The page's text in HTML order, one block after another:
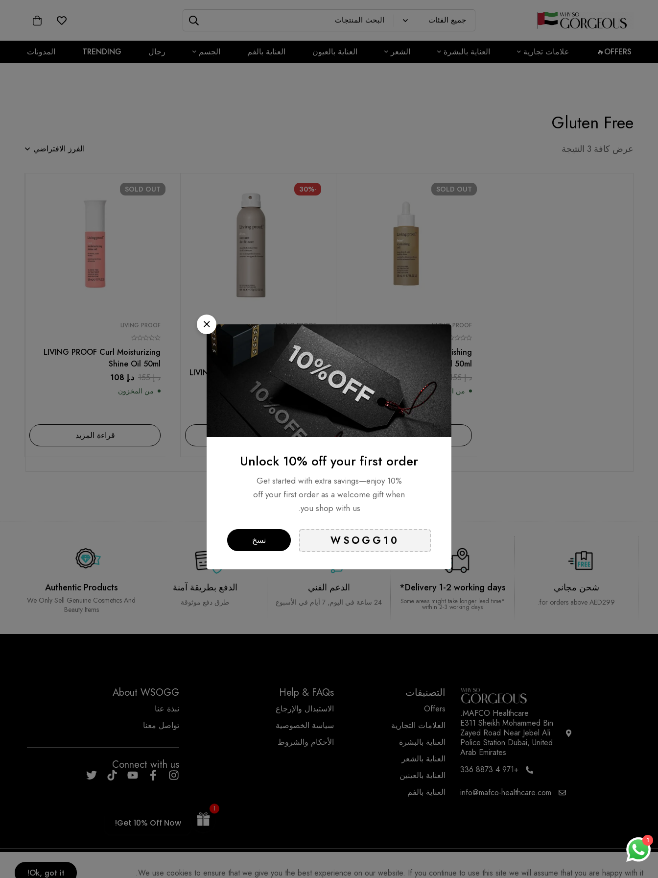
OFFERS🔥 علامات تجارية العناية بالبشرة الشعر العناية بالعيون العناية بالفم الجسم رجال TRENDING المدونات
Gluten Free
عرض كافة 3 النتيجة الفرز الافتراضي
SOLD OUT
LIVING PROOF
LIVING PROOF Curl Moisturizing
Shine Oil 50ml
د.إ155 د.إ
من المخزون
قراءة المزيد
-30%
LIVING PROOF
Best Seller
LIVING PROOF No Frizz Instant De-
Frizzer 191ml
د.إ155
في الأوراق المالية, 3 وحدة
إضافة إلى السلة
SOLD OUT
LIVING PROOF
LIVING PROOF No Frizz Vanishing
Oil 50ml
د.إ155 د.إ
من المخزون
قراءة المزيد
شحن مجاني
for orders above AED299.
Delivery 1-2 working days*
*Some areas might take longer lead time
within 2-3 working days
الدعم الفني
24 ساعة في اليوم, 7 أيام في الأسبوع
الدفع بطريقة آمنة
طرق دفع موثوقة
Authentic Products
We Only Sell Genuine Cosmetics And
Beauty Items
MAFCO Healthcare.
E311 Sheikh Mohammed Bin
Zayed Road Near Jebel Ali
Police Station Dubai, United
Arab Emirates
+971 4 8873 336
info@mafco-healthcare.com
التصنيفات
Offers
العلامات التجارية
العناية بالبشرة
العناية بالشعر
العناية بالعينين
العناية بالفم
Help & FAQs
الاستبدال والإرجاع
سياسة الخصوصية
الأحكام والشروط
About WSOGG
نبذة عنا
تواصل معنا
Connect with us
COPYRIGHT WHYSOGORGEOUS 2026
Get 10% Off Now!
1
We use cookies to ensure that we give you the best experience on our website. If you continue to use this site we will assume that you are happy with it.
Ok, got it!
Unlock 10% off your first order
Get started with extra savings—enjoy 10%
off your first order as a welcome gift when
you shop with us.
نسخ
1